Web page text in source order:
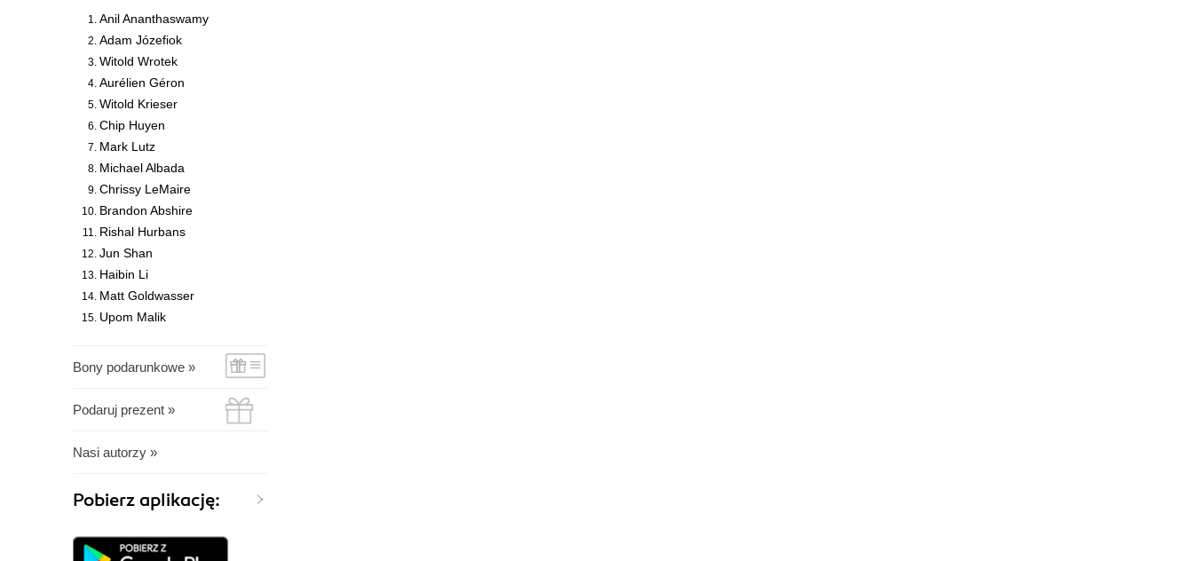
Anil Ananthaswamy
Adam Józefiok
Witold Wrotek
Aurélien Géron
Witold Krieser
Chip Huyen
Mark Lutz
Michael Albada
Chrissy LeMaire
Brandon Abshire
Rishal Hurbans
Jun Shan
Haibin Li
Matt Goldwasser
Upom Malik
Bony podarunkowe »
Podaruj prezent »
Nasi autorzy »
Pobierz aplikację: